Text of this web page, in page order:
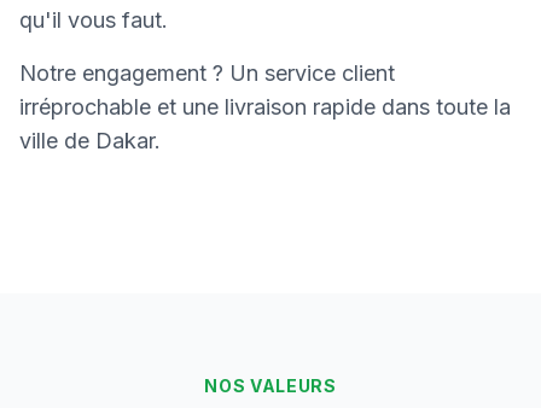
qu'il vous faut.
Notre engagement ? Un service client
irréprochable et une livraison rapide dans toute la
ville de Dakar.
NOS VALEURS